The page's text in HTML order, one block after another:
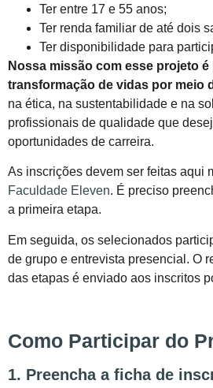
Ter entre 17 e 55 anos;
Ter renda familiar de até dois
Ter disponibilidade para
Nossa missão com esse projeto
transformação de vidas por meio
na ética, na sustentabilidade e na
profissionais de qualidade que
oportunidades de carreira.
As inscrições devem ser feitas aqui
Faculdade Eleven. É preciso
a primeira etapa.
Em seguida, os selecionados
de grupo e entrevista presencial. O
das etapas é enviado aos inscritos
Como Participar do
1. Preencha a ficha de